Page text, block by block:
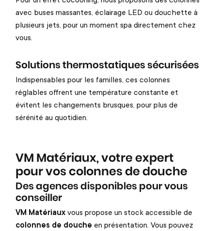
avec buses massantes, éclairage LED ou douchette à
plusieurs jets, pour un moment spa directement chez
vous.
Solutions thermostatiques sécurisées
Indispensables pour les familles, ces colonnes
réglables offrent une température constante et
évitent les changements brusques, pour plus de
sérénité au quotidien.
VM Matériaux, votre expert
pour vos colonnes de douche
Des agences disponibles pour vous
conseiller
VM Matériauxvous propose un stock accessible de
colonnes de douche en présentation. Vous pouvez